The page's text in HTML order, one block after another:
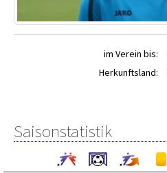
im Verein bis:
Herkunftsland:
Saisonstatistik